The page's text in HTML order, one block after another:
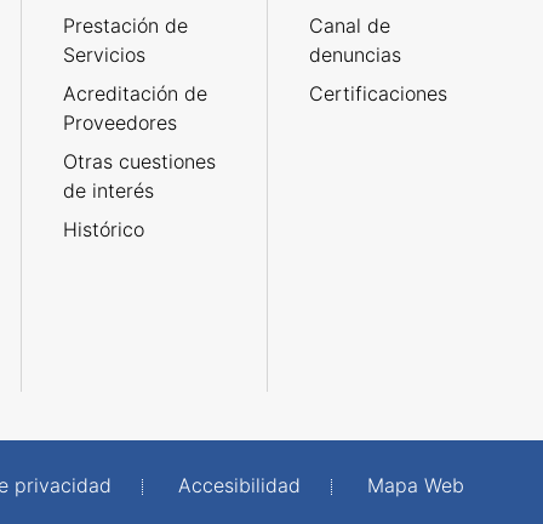
Prestación de
Servicios
Acreditación de
Proveedores
Otras cuestiones
de interés
Histórico
Canal de
denuncias
Certificaciones
privacidad Accesibilidad
Mapa Web